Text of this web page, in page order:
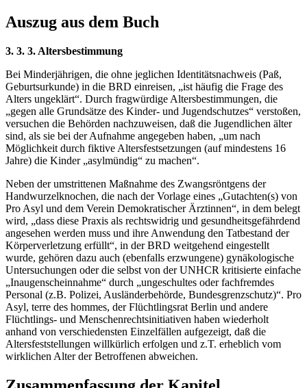
Auszug aus dem Buch
3. 3. 3. Altersbestimmung
Bei Minderjährigen, die ohne jeglichen Identitätsnachweis (Paß,
Geburtsurkunde) in die BRD einreisen, „ist häufig die Frage des
Alters ungeklärt“. Durch fragwürdige Altersbestimmungen, die
„gegen alle Grundsätze des Kinder- und Jugendschutzes“ verstoßen,
versuchen die Behörden nachzuweisen, daß die Jugendlichen älter
sind, als sie bei der Aufnahme angegeben haben, „um nach
Möglichkeit durch fiktive Altersfestsetzungen (auf mindestens 16
Jahre) die Kinder „asylmündig“ zu machen“.
Neben der umstrittenen Maßnahme des Zwangsröntgens der
Handwurzelknochen, die nach der Vorlage eines „Gutachten(s) von
Pro Asyl und dem Verein Demokratischer Ärztinnen“, in dem belegt
wird, „dass diese Praxis als rechtswidrig und gesundheitsgefährdend
angesehen werden muss und ihre Anwendung den Tatbestand der
Körperverletzung erfüllt“, in der BRD weitgehend eingestellt
wurde, gehören dazu auch (ebenfalls erzwungene) gynäkologische
Untersuchungen oder die selbst von der UNHCR kritisierte einfache
„Inaugenscheinnahme“ durch „ungeschultes oder fachfremdes
Personal (z.B. Polizei, Ausländerbehörde, Bundesgrenzschutz)“. Pro
Asyl, terre des hommes, der Flüchtlingsrat Berlin und andere
Flüchtlings- und Menschenrechtsinitiativen haben wiederholt
anhand von verschiedensten Einzelfällen aufgezeigt, daß die
Altersfeststellungen willkürlich erfolgen und z.T. erheblich vom
wirklichen Alter der Betroffenen abweichen.